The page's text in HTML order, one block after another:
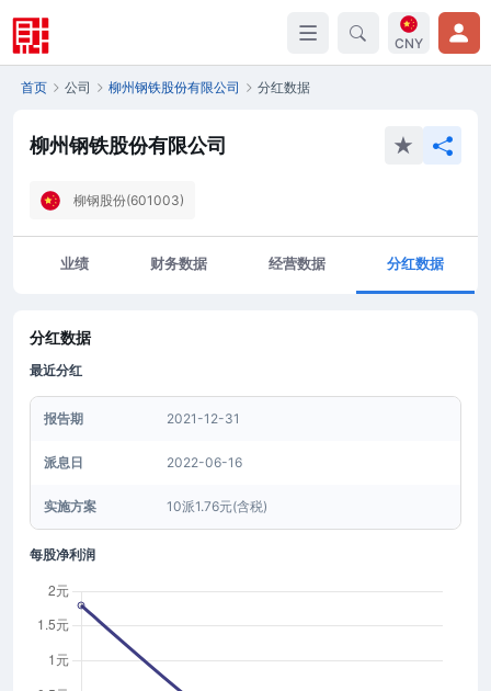
CNY
首页 公司 柳州钢铁股份有限公司 分红数据
柳州钢铁股份有限公司
柳钢股份(601003)
业绩 财务数据 经营数据 分红数据
分红数据
最近分红
报告期 2021-12-31
派息日 2022-06-16
实施方案 10派1.76元(含税)
每股净利润